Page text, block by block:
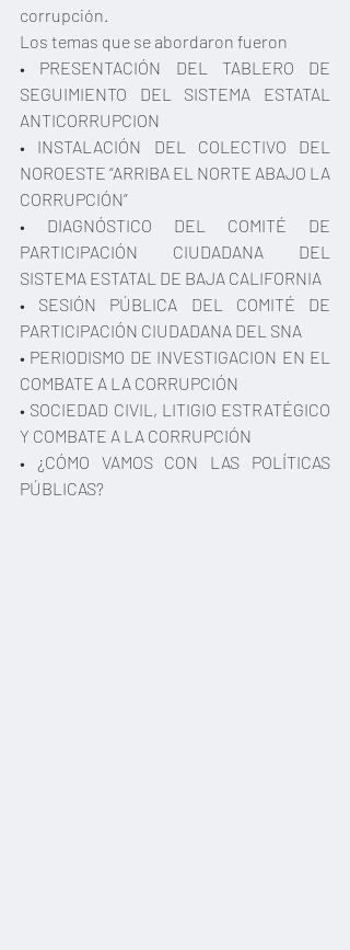
corrupción.
Los temas que se abordaron fueron
• PRESENTACIÓN DEL TABLERO DE
SEGUIMIENTO DEL SISTEMA ESTATAL
ANTICORRUPCION
• INSTALACIÓN DEL COLECTIVO DEL
NOROESTE “ARRIBA EL NORTE ABAJO LA
CORRUPCIÓN”
• DIAGNÓSTICO DEL COMITÉ DE
PARTICIPACIÓN CIUDADANA DEL
SISTEMA ESTATAL DE BAJA CALIFORNIA
• SESIÓN PÚBLICA DEL COMITÉ DE
PARTICIPACIÓN CIUDADANA DEL SNA
• PERIODISMO DE INVESTIGACION EN EL
COMBATE A LA CORRUPCIÓN
• SOCIEDAD CIVIL, LITIGIO ESTRATÉGICO
Y COMBATE A LA CORRUPCIÓN
• ¿CÓMO VAMOS CON LAS POLÍTICAS
PÚBLICAS?